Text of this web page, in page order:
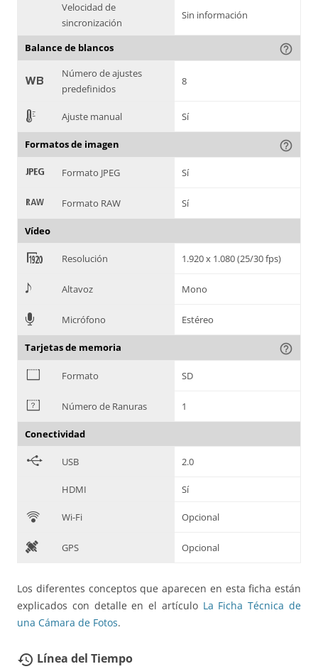
Velocidad de
sincronización
Sin información
Balance de blancos help_outline
9
Número de ajustes
predefinidos
8
E Ajuste manual Sí
Formatos de imagen help_outline
: Formato JPEG Sí
; Formato RAW Sí
Vídeo
< Resolución 1.920 x 1.080 (25/30 fps)
> Altavoz Mono
= Micrófono Estéreo
Tarjetas de memoria help_outline
Formato SD
@ Número de Ranuras 1
Conectividad
B USB 2.0
HDMI Sí
C Wi-Fi Opcional
D GPS Opcional
Los diferentes conceptos que aparecen en esta ficha están
explicados con detalle en el artículo La Ficha Técnica de
una Cámara de Fotos.
restore Línea del Tiempo